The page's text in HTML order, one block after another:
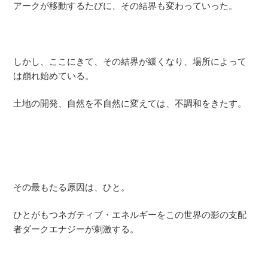
アークが移動するたびに、その結界も変わっていった。
しかし、ここにきて、その結界が緩くなり、場所によって
は崩れ始めている。
土地の開発、自然を不自然に変えては、不調和をきたす。
その最もたる原因は、ひと。
ひとがもつネガティブ・エネルギーをこの世界の影の支配
者ダークエナジーが刺激する。